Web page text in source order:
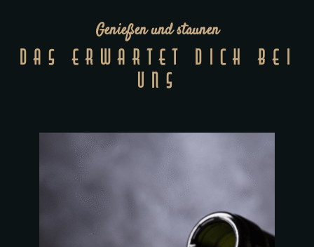
Genießen und staunen
DAS ERWARTET DICH BEI
UNS